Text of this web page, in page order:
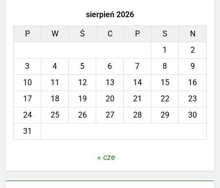
sierpień 2026
P W Ś C P S
N
1
2
3
4 5 6 7 8
9
10
11 12 13 14 15
16
17
18 19 20 21 22
23
24
25 26 27 28 29
30
31
« cze